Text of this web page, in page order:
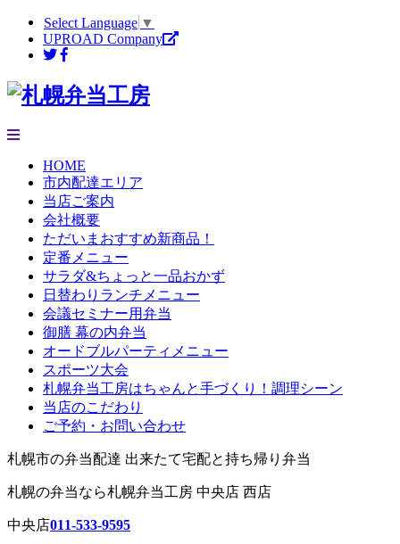
Select Language ▼
UPROAD Company
HOME
市内配達エリア
当店ご案内
会社概要
ただいまおすすめ新商品！
定番メニュー
サラダ&ちょっと一品おかず
日替わりランチメニュー
会議セミナー用弁当
御膳 幕の内弁当
オードブルパーティメニュー
スポーツ大会
札幌弁当工房はちゃんと手づくり！調理シーン
当店のこだわり
ご予約・お問い合わせ
札幌市の弁当配達 出来たて宅配と持ち帰り弁当
札幌の弁当なら札幌弁当工房 中央店 西店
中央店011-533-9595